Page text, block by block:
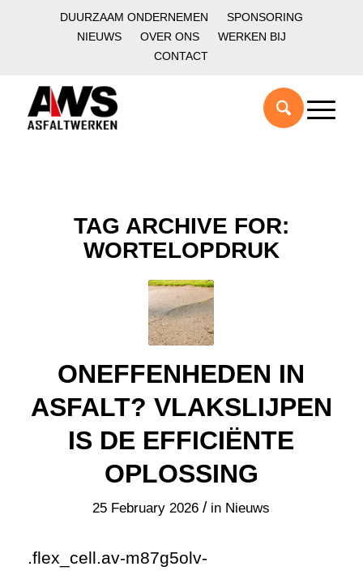
DUURZAAM ONDERNEMEN
SPONSORING
NIEUWS
OVER ONS
WERKEN BIJ
CONTACT
TAG ARCHIVE FOR:
WORTELOPDRUK
ONEFFENHEDEN IN
ASFALT? VLAKSLIJPEN
IS DE EFFICIËNTE
OPLOSSING
25 February 2026 / in Nieuws
.flex_cell.av-m87g5olv-